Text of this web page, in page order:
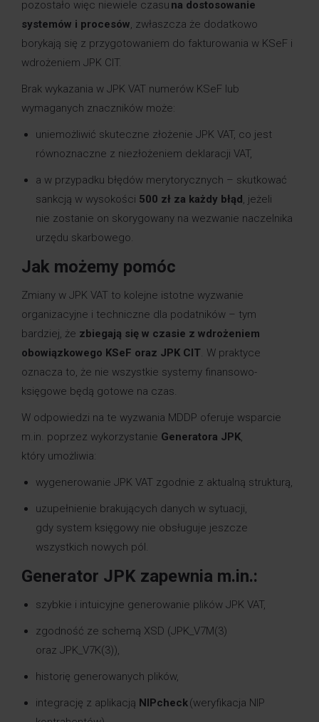
pozostało więc niewiele czasu na dostosowanie
systemów i procesów, zwłaszcza że dodatkowo
borykają się z przygotowaniem do fakturowania w KSeF i
wdrożeniem JPK CIT.
Brak wykazania w JPK VAT numerów KSeF lub
wymaganych znaczników może:
uniemożliwić skuteczne złożenie JPK VAT, co jest
równoznaczne z niezłożeniem deklaracji VAT,
a w przypadku błędów merytorycznych – skutkować
sankcją w wysokości 500 zł za każdy błąd, jeżeli
nie zostanie on skorygowany na wezwanie naczelnika
urzędu skarbowego.
Jak możemy pomóc
Zmiany w JPK VAT to kolejne istotne wyzwanie
organizacyjne i techniczne dla podatników – tym
bardziej, że zbiegają się w czasie z wdrożeniem
obowiązkowego KSeF oraz JPK CIT. W praktyce
oznacza to, że nie wszystkie systemy finansowo-
księgowe będą gotowe na czas.
W odpowiedzi na te wyzwania MDDP oferuje wsparcie
m.in. poprzez wykorzystanie Generatora JPK,
który umożliwia:
wygenerowanie JPK VAT zgodnie z aktualną strukturą,
uzupełnienie brakujących danych w sytuacji,
gdy system księgowy nie obsługuje jeszcze
wszystkich nowych pól.
Generator JPK zapewnia m.in.:
szybkie i intuicyjne generowanie plików JPK VAT,
zgodność ze schemą XSD (JPK_V7M(3)
oraz JPK_V7K(3)),
historię generowanych plików,
integrację z aplikacją NIPcheck(weryfikacja NIP